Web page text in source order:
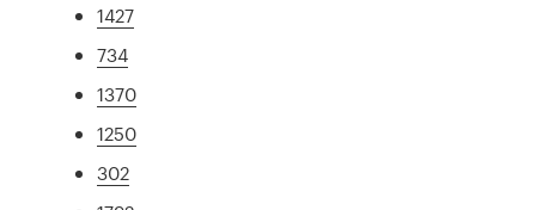
1427
734
1370
1250
302